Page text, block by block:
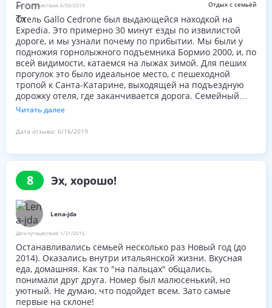
Завтрак просто точечный на 🎯
Не слишком тяжелая, не слишком легкая – идеально
сбалансированная для полного дня катания, со всем
необходимым для начала дня под напряжением.
Итог:
Настоятельно рекомендуется (тепло – и холодно 😉) для
всех, кто хочет научиться кататься на лыжах, повысить
свою квалификацию или просто наслаждаться лыжами
отличным жильем, питанием и людьми, которые
Дата путешествия:6/30/2019 Отдых с семьёй
Отель Gallo Cedrone был выдающейся находкой на
Expedia. Это примерно 30 минут езды по извилистой
дороге, и мы узнали почему по прибытии. Мы были у
подножия горнолыжного подъемника Бормио 2000, и, по
всей видимости, катаемся на лыжах зимой. Для пеших
прогулок это было идеальное место, с пешеходной
тропой к Санта-Катарине, выходящей на подъездную
дорожку отеля, где заканчивается дорога. Семейный
номер был идеальным, с кроватью размера "queen-size"
и 2 двухъярусными кроватями, чистый, с душем и видом
на горы. Завтрак был замечательным, с домашними
Читать далее
Дата отзыва: 6/16/2019
8 Эх, хорошо!
Lena-jda
Дата путешествия: 1/31/2016
Останавливались семьей несколько раз Новый год (до
2014). Оказались внутри итальянской жизни. Вкусная
еда, домашняя. Как то "на пальцах" общались,
понимали друг друга. Номер был малюсенький, но
уютный. Не думаю, что подойдет всем. Зато самые
первые на склоне!